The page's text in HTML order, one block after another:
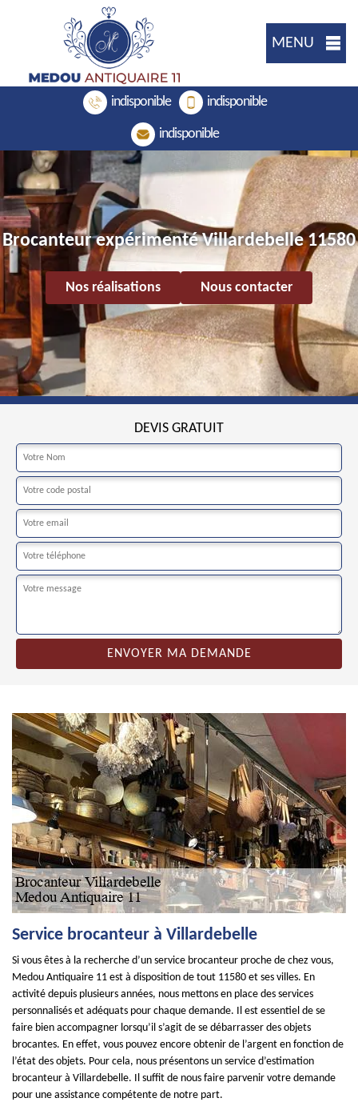
MENU
indisponible indisponible
indisponible
Brocanteur expérimenté Villardebelle 11580
Nos réalisations Nous contacter
DEVIS GRATUIT
Service brocanteur à Villardebelle
Si vous êtes à la recherche d’un service brocanteur proche de chez vous,
Medou Antiquaire 11 est à disposition de tout 11580 et ses villes. En
activité depuis plusieurs années, nous mettons en place des services
personnalisés et adéquats pour chaque demande. Il est essentiel de se
faire bien accompagner lorsqu’il s’agit de se débarrasser des objets
brocantes. En effet, vous pouvez encore obtenir de l’argent en fonction de
l’état des objets. Pour cela, nous présentons un service d’estimation
brocanteur à Villardebelle. Il suffit de nous faire parvenir votre demande
pour une assistance compétente de notre part.